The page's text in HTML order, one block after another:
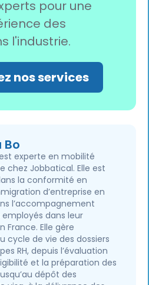
pour une
des
l'industrie.
nos services
Bo
experte en mobilité
chez Jobbatical. Elle est
la conformité en
d’entreprise en
l’accompagnement
dans leur
France. Elle gère
cycle de vie des dossiers
RH, depuis l’évaluation
et la préparation des
dépôt des